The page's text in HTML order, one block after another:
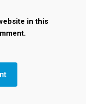
in this